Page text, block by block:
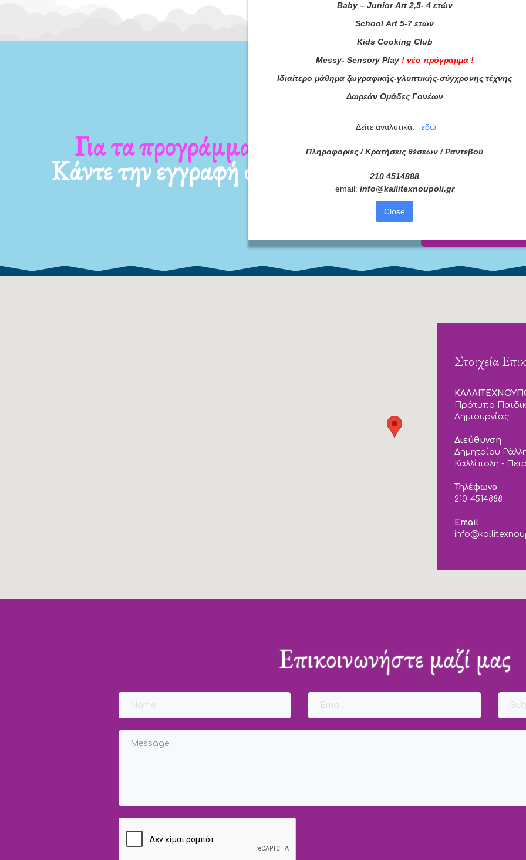
νέα μας Για τα προγράμματά μας
Κάντε την εγγραφή σας τώρα!
Στοιχεία
Πρότυπο
Δημιουργίας
Διεύθυνση
Δημητρίου
Καλλίπολη -
Τηλέφωνο
210-4514888
Email
Επικοινωνήστε μαζί μας
Baby– Junior Art2,5- 4 ετών
School Art 5-7 ετών
Kids Cooking Club
Messy- Sensory Play ! νέο πρόγραμμα !
Ιδιαίτερο μάθημα ζωγραφικής-γλυπτικής-σύγχρονης τέχνης
Δωρεάν Ομάδες Γονέων
Δείτε αναλυτικά: εδώ
Πληροφορίες / Κρατήσεις θέσεων / Ραντεβού
210 4514888
email: info@kallitexnoupoli.gr
Close